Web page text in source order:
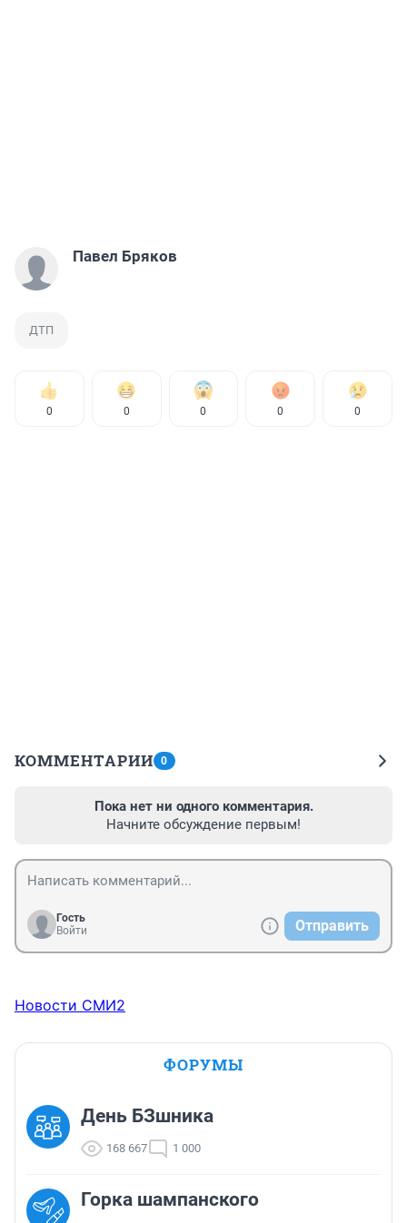
Павел Бряков
ДТП
0 0 0 0 0
КОММЕНТАРИИ 0
Пока нет ни одного комментария.
Начните обсуждение первым!
Гость
Войти
Отправить
Новости СМИ2
ФОРУМЫ
День БЗшника
168 667 1 000
Горка шампанского